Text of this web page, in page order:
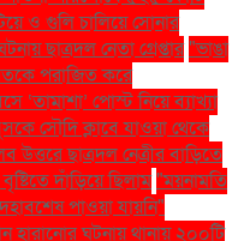
ও গুলি চালিয়ে সোনার
ছাত্রদল নেতা গ্রেপ্তার"ভাঙা
পরাজিত করে
‘তামাশা’ পোস্ট নিয়ে ব্যাখ্যা
সৌদি ক্লাবে যাওয়া থেকে
উত্তরে ছাত্রদল নেত্রীর বাড়িতে
দাঁড়িয়ে ছিলাম"ময়নামতি
পাওয়া যায়নি"
ঘটনায় থানায় ২০০টি